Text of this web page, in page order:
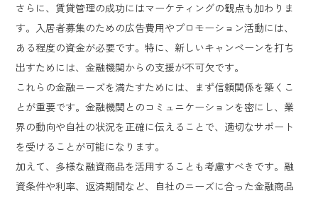
さらに、賃貸管理の成功にはマーケティングの観点も加わりま
す。入居者募集のための広告費用やプロモーション活動には、
ある程度の資金が必要です。特に、新しいキャンペーンを打ち
出すためには、金融機関からの支援が不可欠です。
これらの金融ニーズを満たすためには、まず信頼関係を築くこ
とが重要です。金融機関とのコミュニケーションを密にし、業
界の動向や自社の状況を正確に伝えることで、適切なサポート
を受けることが可能になります。
加えて、多様な融資商品を活用することも考慮すべきです。融
資条件や利率、返済期間など、自社のニーズに合った金融商品